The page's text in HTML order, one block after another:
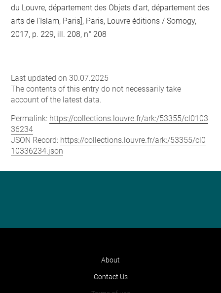
du Louvre, département des Objets d'art, département des
arts de l'Islam, Paris], Paris, Louvre éditions / Somogy,
2017, p. 229, ill. 208, n° 208
Last updated on 30.07.2025
The contents of this entry do not necessarily take
account of the latest data.
Permalink: https://collections.louvre.fr/ark:/53355/cl0103
36234
JSON Record: https://collections.louvre.fr/ark:/53355/cl0
10336234.json
About
Contact Us